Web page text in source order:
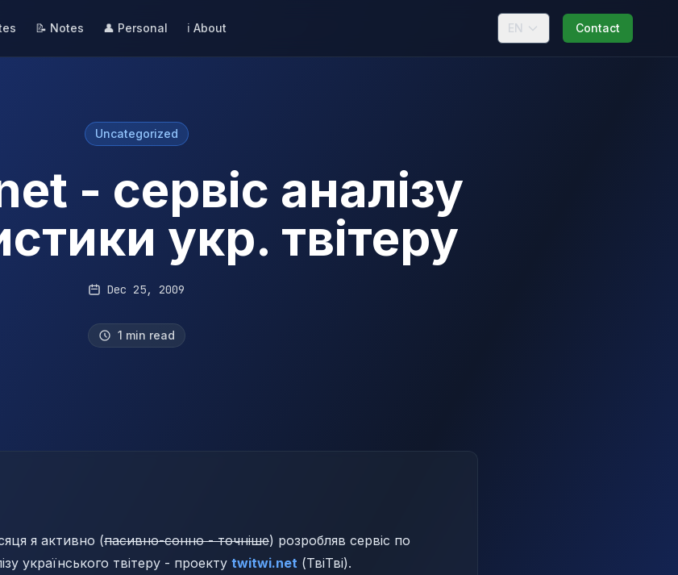
📝 Notes 👤 Personal ℹ️ About EN Contact
Uncategorized
- сервіс аналізу
укр. твітеру
Dec 25, 2009
1 min read
я активно (пасивно-сонно - точніше) розробляв сервіс по
українського твітеру - проекту twitwi.net (ТвіТві).